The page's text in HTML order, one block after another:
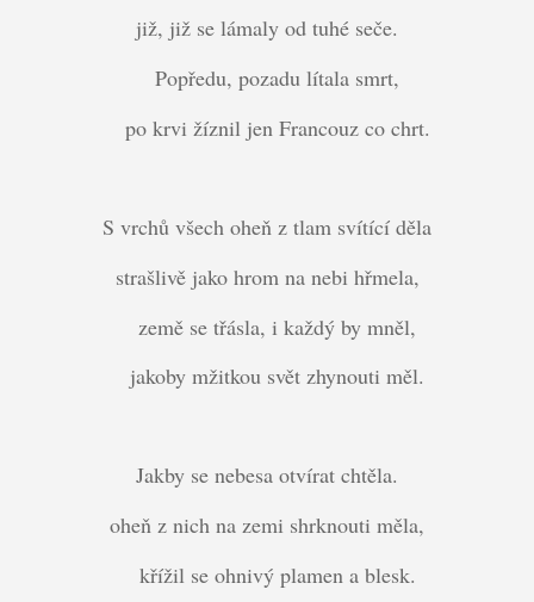
již, již se lámaly od tuhé seče.
Popředu, pozadu lítala smrt,
po krvi žíznil jen Francouz co chrt.
S vrchů všech oheň z tlam svítící děla
strašlivě jako hrom na nebi hřmela,
země se třásla, i každý by mněl,
jakoby mžitkou svět zhynouti měl.
Jakby se nebesa otvírat chtěla.
oheň z nich na zemi shrknouti měla,
křížil se ohnivý plamen a blesk.